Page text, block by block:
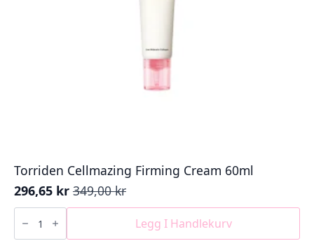
Torriden Cellmazing Firming Cream 60ml
349,00kr
Opprinnelig
pris
var:
296,65 kr
Nåværende
pris
er:
Torriden
Cellmazing
Firming Legg I Handlekurv